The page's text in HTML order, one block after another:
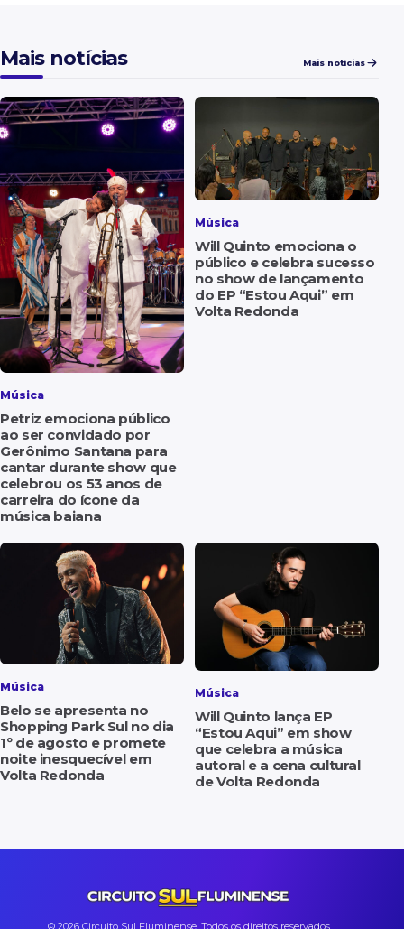
Mais notícias Mais notícias
Música
Petriz emociona público
ao ser convidado por
Gerônimo Santana para
cantar durante show que
celebrou os 53 anos de
carreira do ícone da
música baiana
Música
Will Quinto emociona o
público e celebra sucesso
no show de lançamento
do EP “Estou Aqui” em
Volta Redonda
Música
Belo se apresenta no
Shopping Park Sul no dia
1º de agosto e promete
noite inesquecível em
Volta Redonda
Música
Will Quinto lança EP
“Estou Aqui” em show
que celebra a música
autoral e a cena cultural
de Volta Redonda
© 2026 Circuito Sul Fluminense. Todos os direitos reservados.